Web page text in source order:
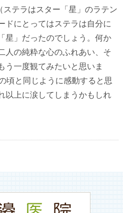
ステラはスター「星」のラテン
ドにとってはステラは自分に
星」だったのでしょう。何か
人の純粋な心のふれあい、そ
う一度観てみたいと思いま
頃と同じように感動すると思
以上に涙してしまうかもしれ